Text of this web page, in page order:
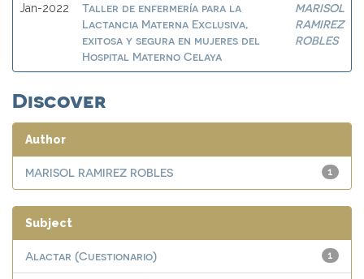
Jan-2022
Taller de enfermería para la
Lactancia Materna Exclusiva,
exitosa y segura en mujeres del
Hospital Materno Celaya
MARISOL
RAMIREZ
ROBLES
Discover
Author
1
MARISOL RAMIREZ ROBLES
Subject
1
Alactar (Cuestionario)